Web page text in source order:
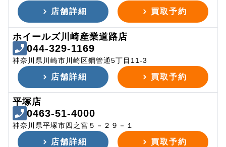
店舗詳細 買取予約
ホイールズ川崎産業道路店
044-329-1169
神奈川県川崎市川崎区鋼管通5丁目11-3
店舗詳細 買取予約
平塚店
0463-51-4000
神奈川県平塚市四之宮５－２９－１
店舗詳細 買取予約